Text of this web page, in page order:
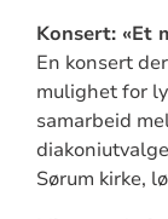
Konsert: «Et
En konsert
mulighet for
samarbeid
Sørum kirke,